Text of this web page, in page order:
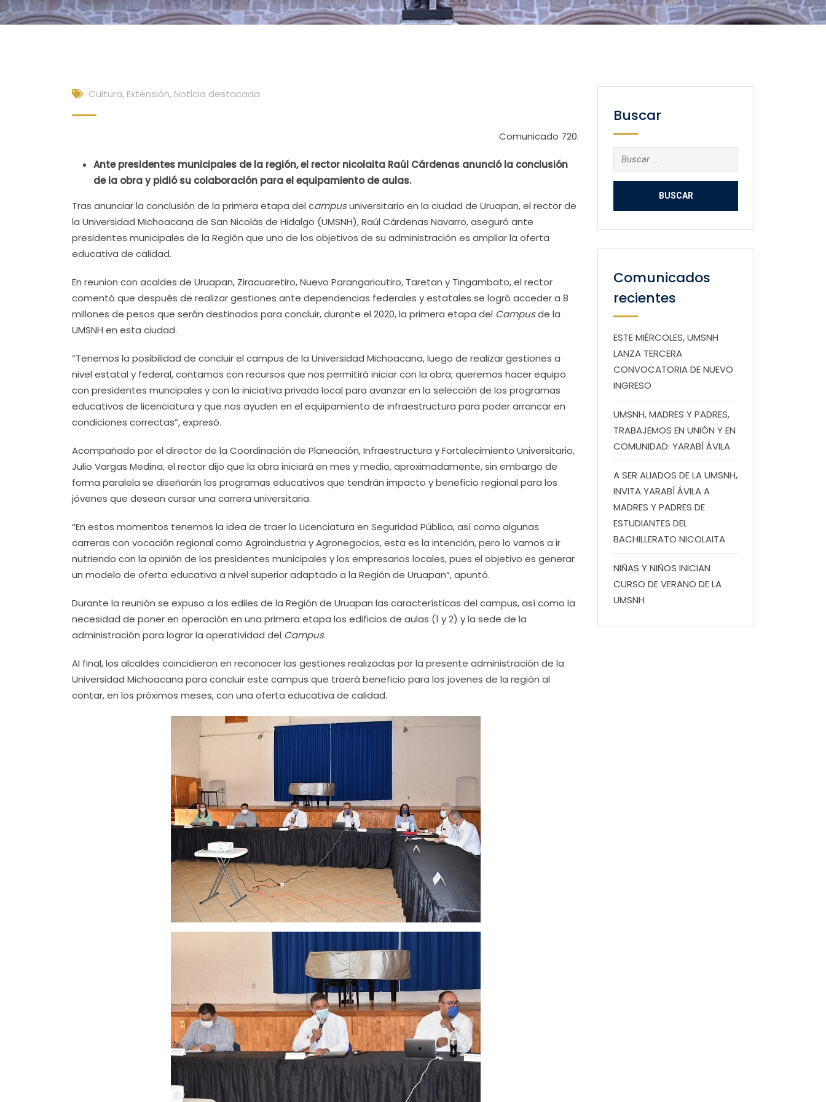
Cultura, Extensión, Noticia destacada
Comunicado 720.
Ante presidentes municipales de la región, el rector nicolaita Raúl Cárdenas anunció la conclusión
de la obra y pidió su colaboración para el equipamiento de aulas.
Tras anunciar la conclusión de la primera etapa del campusuniversitario en la ciudad de Uruapan, el rector de
la Universidad Michoacana de San Nicolás de Hidalgo (UMSNH), Raúl Cárdenas Navarro, aseguró ante
presidentes municipales de la Región que uno de los objetivos de su administración es ampliar la oferta
educativa de calidad.
En reunion con acaldes de Uruapan, Ziracuaretiro, Nuevo Parangaricutiro, Taretan y Tingambato, el rector
comentó que después de realizar gestiones ante dependencias federales y estatales se logró acceder a 8
millones de pesos que serán destinados para concluir, durante el 2020, la primera etapa del Campusde la
UMSNH en esta ciudad.
“Tenemos la posibilidad de concluir el campus de la Universidad Michoacana, luego de realizar gestiones a
nivel estatal y federal, contamos con recursos que nos permitirá iniciar con la obra; queremos hacer equipo
con presidentes muncipales y con la iniciativa privada local para avanzar en la selección de los programas
educativos de licenciatura y que nos ayuden en el equipamiento de infraestructura para poder arrancar en
condiciones correctas”, expresó.
Acompañado por el director de la Coordinación de Planeación, Infraestructura y Fortalecimiento Universitario,
Julio Vargas Medina, el rector dijo que la obra iniciará en mes y medio, aproximadamente, sin embargo de
forma paralela se diseñarán los programas educativos que tendrán impacto y beneficio regional para los
jóvenes que desean cursar una carrera universitaria.
“En estos momentos tenemos la idea de traer la Licenciatura en Seguridad Pública, así como algunas
carreras con vocación regional como Agroindustria y Agronegocios, esta es la intención, pero lo vamos a ir
nutriendo con la opinión de los presidentes municipales y los empresarios locales, pues el objetivo es generar
un modelo de oferta educativa a nivel superior adaptado a la Región de Uruapan”, apuntó.
Durante la reunión se expuso a los ediles de la Región de Uruapan las características del campus, así como la
necesidad de poner en operación en una primera etapa los edificios de aulas (1 y 2) y la sede de la
administración para lograr la operatividad del Campus.
Al final, los alcaldes coincidieron en reconocer las gestiones realizadas por la presente administración de la
Universidad Michoacana para concluir este campus que traerá beneficio para los jovenes de la región al
contar, en los próximos meses, con una oferta educativa de calidad.
Buscar
Buscar:
Comunicados
recientes
ESTE MIÉRCOLES, UMSNH
LANZA TERCERA
CONVOCATORIA DE NUEVO
INGRESO
UMSNH, MADRES Y PADRES,
TRABAJEMOS EN UNIÓN Y EN
COMUNIDAD: YARABÍ ÁVILA
A SER ALIADOS DE LA UMSNH,
INVITA YARABÍ ÁVILA A
MADRES Y PADRES DE
ESTUDIANTES DEL
BACHILLERATO NICOLAITA
NIÑAS Y NIÑOS INICIAN
CURSO DE VERANO DE LA
UMSNH